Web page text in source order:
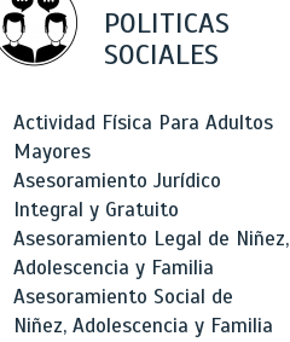
POLITICAS
SOCIALES
Actividad Física Para Adultos
Mayores
Asesoramiento Jurídico
Integral y Gratuito
Asesoramiento Legal de Niñez,
Adolescencia y Familia
Asesoramiento Social de
Niñez, Adolescencia y Familia